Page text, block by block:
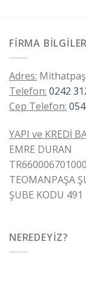
FIRMA
Adres:
Telefon: 0242
Cep Telefon:
YAPI ve KREDİ
EMRE DURAN
TEOMANPAŞA
ŞUBE KODU 491
NEREDEYIZ?